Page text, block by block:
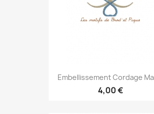
Embellissement Cordage
4,00 €